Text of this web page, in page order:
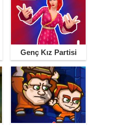
Genç Kız Partisi